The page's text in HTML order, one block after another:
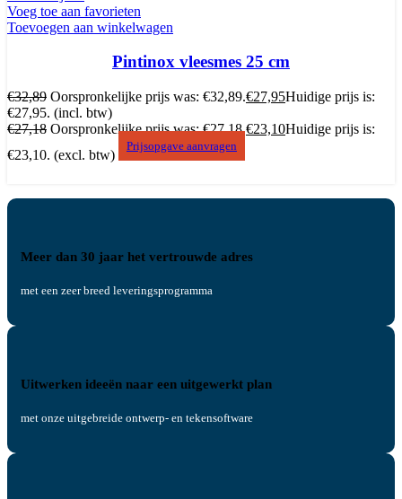
Voeg toe aan favorieten
Toevoegen aan winkelwagen
Pintinox vleesmes 25 cm
€32,89 Oorspronkelijke prijs was: €32,89.€27,95Huidige prijs is:
€27,95. (incl. btw)
€27,18 Oorspronkelijke prijs was: €27,18.€23,10Huidige prijs is:
€23,10. (excl. btw)
Prijsopgave aanvragen
Meer dan 30 jaar het vertrouwde adres
met een zeer breed leveringsprogramma
Uitwerken ideeën naar een uitgewerkt plan
met onze uitgebreide ontwerp- en tekensoftware